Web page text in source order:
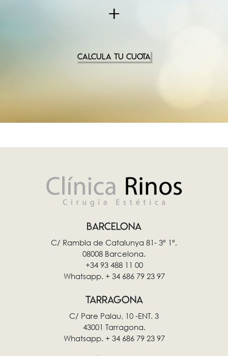
+
CALCULA TU CUOTA
BARCELONA
C/ Rambla de Catalunya 81- 3º 1º,
08008 Barcelona.
+34 93 488 11 00
Whatsapp. + 34 686 79 23 97
TARRAGONA
C/ Pare Palau, 10 -ENT. 3
43001 Tarragona.
Whatsapp. + 34 686 79 23 97